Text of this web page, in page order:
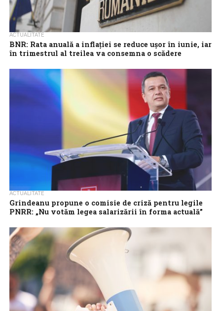
ACTUALITATE
BNR: Rata anuală a inflației se reduce ușor în iunie, iar
în trimestrul al treilea va consemna o scădere
Rata anuală a inflației se reduce ușor în luna iunie, iar în trimestrul
al treilea va consemna o scădere substanțială, așa cum...
ACTUALITATE
Grindeanu propune o comisie de criză pentru legile
PNRR: „Nu votăm legea salarizării în forma actuală”
a propus, luni, înființarea unei comisii de criză pentru legile PNRR,
care să funcționeze...